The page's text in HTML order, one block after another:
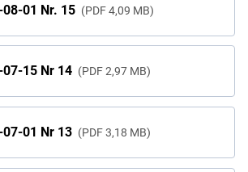
01 Nr. 15 PDF 4,09 MB
07-15 Nr 14 PDF 2,97 MB
01 Nr 13 PDF 3,18 MB